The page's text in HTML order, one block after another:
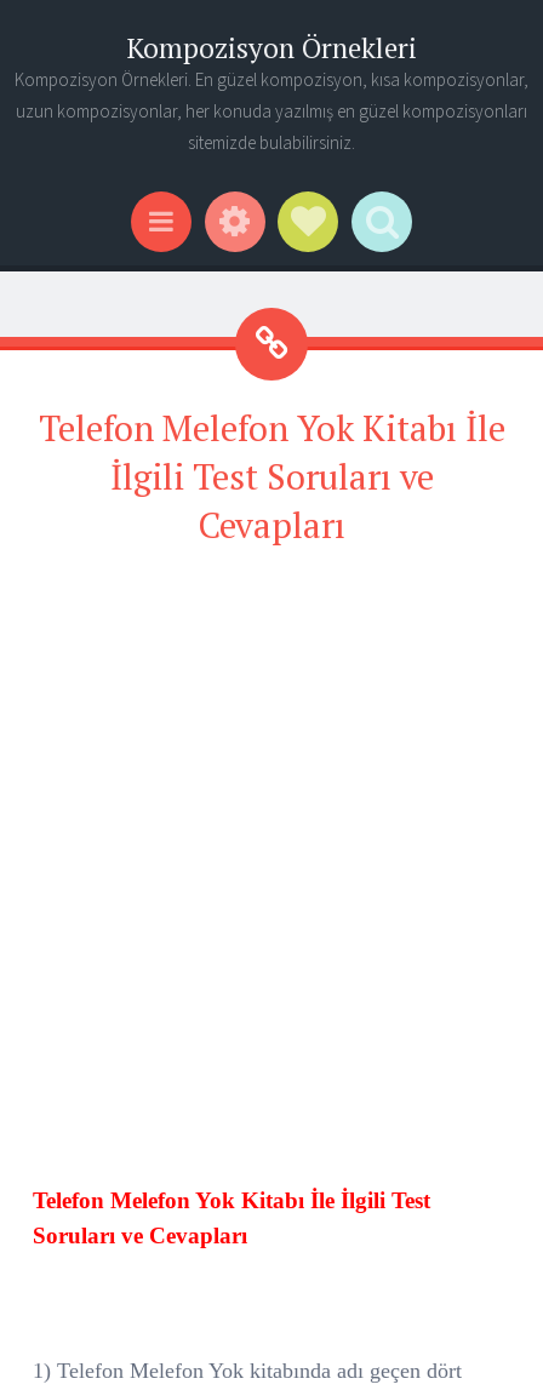
Kompozisyon Örnekleri
Kompozisyon Örnekleri. En güzel kompozisyon, kısa kompozisyonlar,
uzun kompozisyonlar, her konuda yazılmış en güzel kompozisyonları
sitemizde bulabilirsiniz.
Menu WidgetsSocial Links
Search
Telefon Melefon Yok Kitabı İle
İlgili Test Soruları ve
Cevapları
Telefon Melefon Yok Kitabı İle İlgili Test
Soruları ve Cevapları
1) Telefon Melefon Yok kitabında adı geçen dört